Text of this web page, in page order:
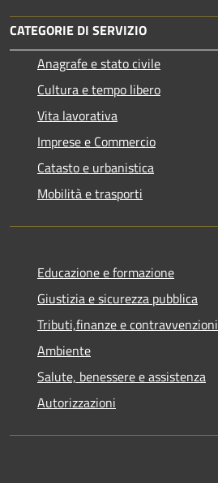
CATEGORIE DI SERVIZIO
Anagrafe e stato civile
Cultura e tempo libero
Vita lavorativa
Imprese e Commercio
Catasto e urbanistica
Mobilità e trasporti
Educazione e formazione
Giustizia e sicurezza pubblica
Tributi,finanze e contravvenzioni
Ambiente
Salute, benessere e assistenza
Autorizzazioni